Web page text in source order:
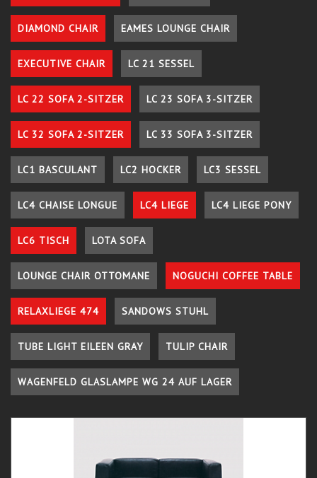
DIAMOND CHAIR EAMES LOUNGE CHAIR
EXECUTIVE CHAIR LC 21 SESSEL
LC 22 SOFA 2-SITZER LC 23 SOFA 3-SITZER
LC 32 SOFA 2-SITZER LC 33 SOFA 3-SITZER
LC1 BASCULANT LC2 HOCKER LC3 SESSEL
LC4 CHAISE LONGUE LC4 LIEGE LC4 LIEGE PONY
LC6 TISCH LOTA SOFA
LOUNGE CHAIR OTTOMANE NOGUCHI COFFEE TABLE
RELAXLIEGE 474 SANDOWS STUHL
TUBE LIGHT EILEEN GRAY TULIP CHAIR
WAGENFELD GLASLAMPE WG 24 AUF LAGER